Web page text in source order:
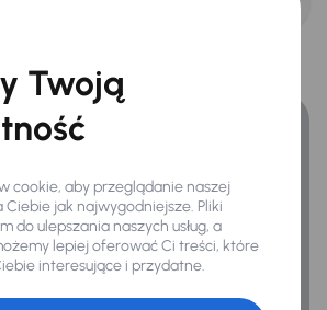
warunki finansowania niż v banku.
Twoją
cookie, aby przeglądanie naszej
Ciebie jak najwygodniejsze. Pliki
do ulepszania naszych usług, a
lepiej oferować Ci treści, które
interesujące i przydatne.